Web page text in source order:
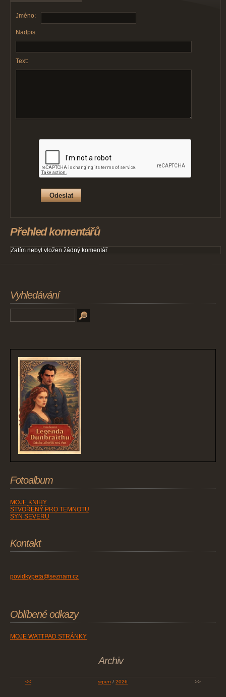
Jméno:
Nadpis:
Text:
Přehled komentářů
Zatím nebyl vložen žádný komentář
Vyhledávání
Fotoalbum
MOJE KNIHY
STVOŘENÝ PRO TEMNOTU
SYN SEVERU
Kontakt
povidkypeta@seznam.cz
Oblíbené odkazy
MOJE WATTPAD STRÁNKY
Archiv
<< srpen / 2026 >>